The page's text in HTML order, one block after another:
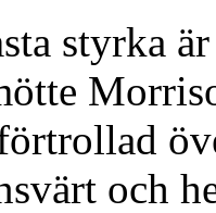
styrka
och